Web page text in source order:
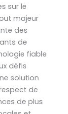
sur le
majeur
des
de
fiable
défis
solution
de
de plus